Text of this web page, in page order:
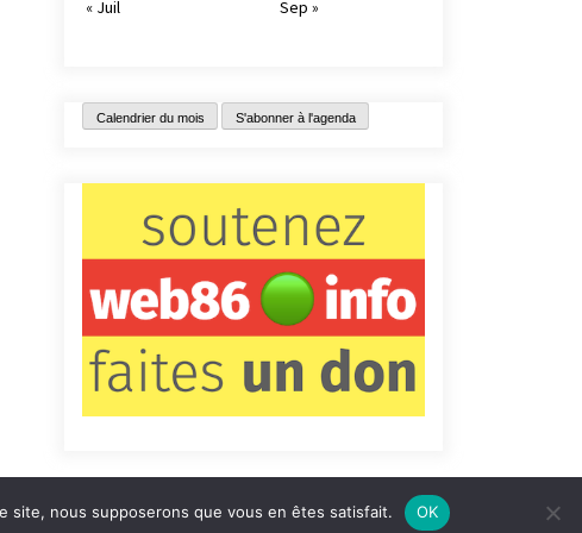
« Juil
Sep »
Calendrier du mois S'abonner à l'agenda
Contact Qui sommes-nous ? Informations légales
site, nous supposerons que vous en êtes satisfait. OK